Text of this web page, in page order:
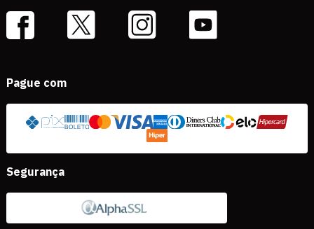
Pague com
Segurança